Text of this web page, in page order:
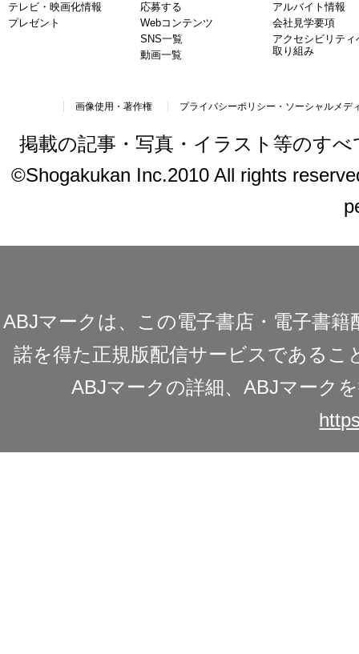
テレビ・映画化情報
プレゼント
応募する
Webコンテンツ
SNS一覧
動画一覧
アルバイト情報
会社見学要項
アクセシビリティ
取り組み
画像使用・著作権 プライバシーポリシー・ソーシャルメデ
掲載の記事・写真・イラスト等のす
©Shogakukan Inc.2010 All rights
ABJマークは、この電子書店・電子書
諾を得た正規版配信サービスであるこ
ABJマークの詳細、ABJマーク